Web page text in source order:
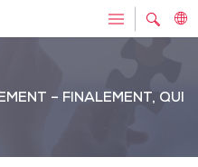
– FINALEMENT, QUI